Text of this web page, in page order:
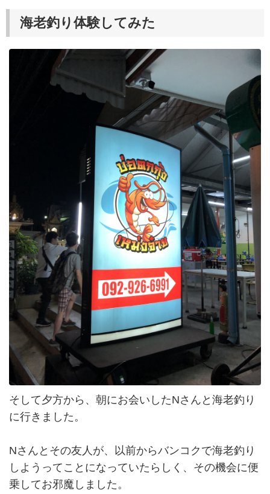
海老釣り体験してみた
そして夕方から、朝にお会いしたNさんと海老釣り
に行きました。
Nさんとその友人が、以前からバンコクで海老釣り
しようってことになっていたらしく、その機会に便
乗してお邪魔しました。